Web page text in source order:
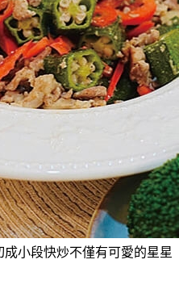
小段快炒不僅有可愛的星星